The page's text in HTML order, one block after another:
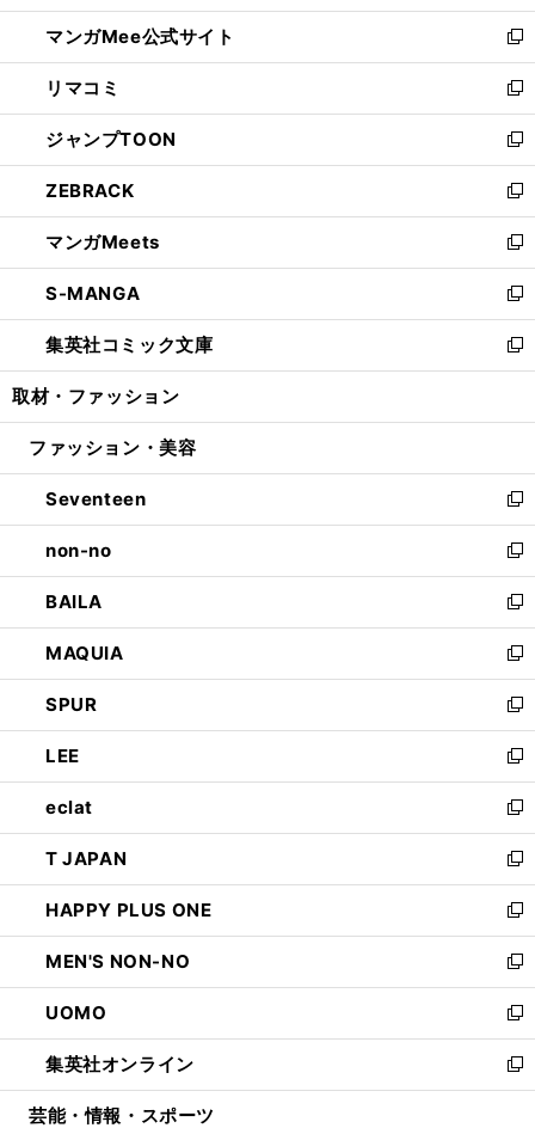
開
く
ン
ド
ウ
で
開
く
ウ
ィ
ン
ド
ウ
で
開
く
し
い
ウ
ィ
ン
ド
ウ
で
開
く
マンガMee公式サイト
新
し
い
ウ
ィ
ン
ド
ウ
で
開
く
リマコミ
新
し
い
ウ
ィ
ン
ド
ウ
で
開
く
ジャンプTOON
新
し
い
ウ
ィ
ン
ド
ウ
で
開
ZEBRACK
新
し
い
ウ
ィ
ン
ド
ウ
開
マンガMeets
新
し
い
ウ
ィ
ン
ウ
開
く
S-MANGA
新
し
い
ウ
ン
ウ
で
開
く
集英社コミック文庫
新
し
ウ
ン
ド
ウ
で
開
く
取材・ファッション
ファッション・美容
Seventeen
新
し
い
ウ
ィ
ン
ド
ウ
で
開
く
non-no
新
し
い
ウ
ィ
ン
ド
ウ
で
開
く
BAILA
新
し
い
ウ
ィ
ン
ド
ウ
で
開
く
MAQUIA
新
し
い
ウ
ィ
ン
ド
ウ
で
開
く
SPUR
新
し
い
ウ
ィ
ン
ド
ウ
で
開
く
LEE
新
し
い
ウ
ィ
ン
ド
ウ
で
開
く
eclat
新
し
い
ウ
ィ
ン
ド
ウ
で
開
く
T JAPAN
新
し
い
ウ
ィ
ン
ド
ウ
で
開
HAPPY PLUS ONE
新
し
い
ウ
ィ
ン
ド
ウ
MEN'S NON-NO
新
し
い
ウ
ィ
ン
UOMO
新
し
い
ウ
集英社オンライン
新
し
芸能・情報・スポーツ